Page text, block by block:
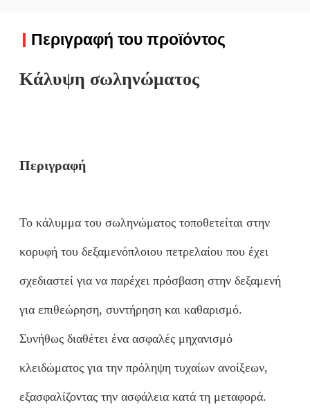
Περιγραφή του προϊόντος
Κάλυψη σωληνώματος
Περιγραφή
Το κάλυμμα του σωληνώματος τοποθετείται στην
κορυφή του δεξαμενόπλοιου πετρελαίου που έχει
σχεδιαστεί για να παρέχει πρόσβαση στην δεξαμενή
για επιθεώρηση, συντήρηση και καθαρισμό.
Συνήθως διαθέτει ένα ασφαλές μηχανισμό
κλειδώματος για την πρόληψη τυχαίων ανοίξεων,
εξασφαλίζοντας την ασφάλεια κατά τη μεταφορά.